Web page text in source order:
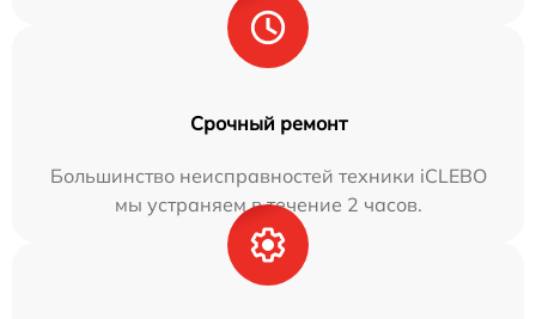
Срочный ремонт
Большинство неисправностей техники iCLEBO
мы устраняем в течение 2 часов.